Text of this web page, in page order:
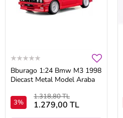
Bburago 1:24 Bmw M3 1998
Diecast Metal Model Araba
3%
1.318,80 TL
1.279,00 TL